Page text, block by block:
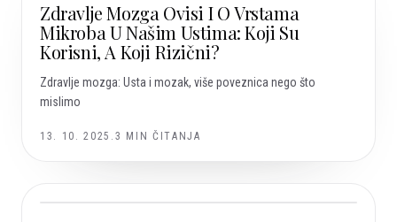
Zdravlje Mozga Ovisi I O Vrstama
Mikroba U Našim Ustima: Koji Su
Korisni, A Koji Rizični?
Zdravlje mozga: Usta i mozak, više poveznica nego što
mislimo
13. 10. 2025. 3 MIN ČITANJA